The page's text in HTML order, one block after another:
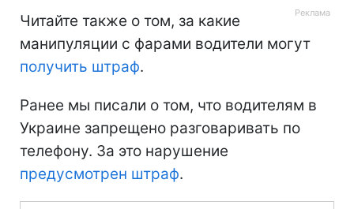
Читайте также о том, за какие
манипуляции с фарами водители могут
получить штраф.
Ранее мы писали о том, что водителям в
Украине запрещено разговаривать по
телефону. За это нарушение
предусмотрен штраф.